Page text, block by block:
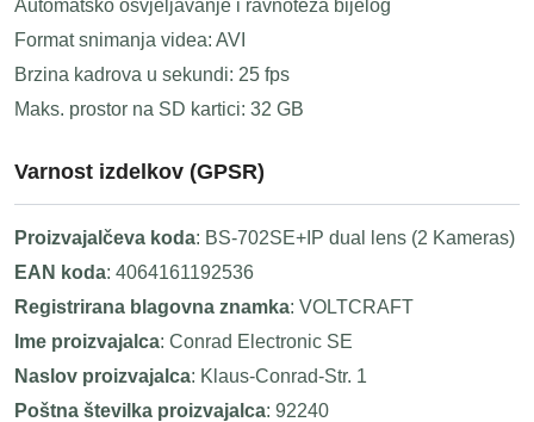
Automatsko osvjeljavanje i ravnoteža bijelog
Format snimanja videa: AVI
Brzina kadrova u sekundi: 25 fps
Maks. prostor na SD kartici: 32 GB
Varnost izdelkov (GPSR)
Proizvajalčeva koda: BS-702SE+IP dual lens (2 Kameras)
EAN koda: 4064161192536
Registrirana blagovna znamka: VOLTCRAFT
Ime proizvajalca: Conrad Electronic SE
Naslov proizvajalca: Klaus-Conrad-Str. 1
Poštna številka proizvajalca: 92240